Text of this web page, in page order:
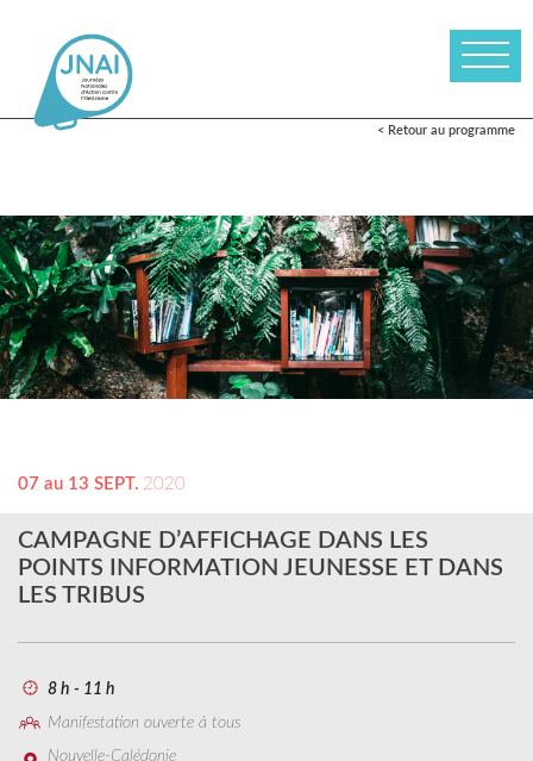
< Retour au programme
07 au 13 SEPT. 2020
CAMPAGNE D’AFFICHAGE DANS LES
POINTS INFORMATION JEUNESSE ET DANS
LES TRIBUS
8 h - 11 h
Manifestation ouverte à tous
Nouvelle-Calédonie